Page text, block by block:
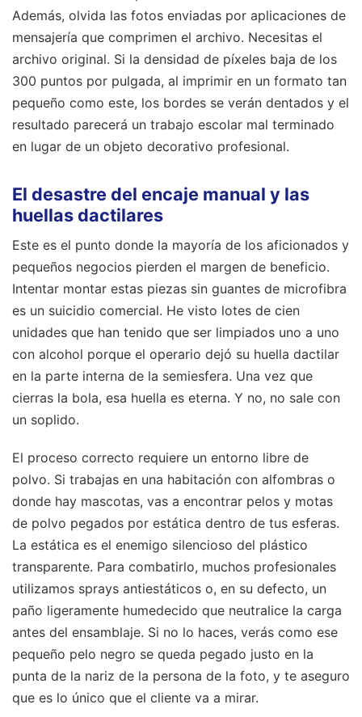
Además, olvida las fotos enviadas por aplicaciones de
mensajería que comprimen el archivo. Necesitas el
archivo original. Si la densidad de píxeles baja de los
300 puntos por pulgada, al imprimir en un formato tan
pequeño como este, los bordes se verán dentados y el
resultado parecerá un trabajo escolar mal terminado
en lugar de un objeto decorativo profesional.
El desastre del encaje manual y las
huellas dactilares
Este es el punto donde la mayoría de los aficionados y
pequeños negocios pierden el margen de beneficio.
Intentar montar estas piezas sin guantes de microfibra
es un suicidio comercial. He visto lotes de cien
unidades que han tenido que ser limpiados uno a uno
con alcohol porque el operario dejó su huella dactilar
en la parte interna de la semiesfera. Una vez que
cierras la bola, esa huella es eterna. Y no, no sale con
un soplido.
El proceso correcto requiere un entorno libre de
polvo. Si trabajas en una habitación con alfombras o
donde hay mascotas, vas a encontrar pelos y motas
de polvo pegados por estática dentro de tus esferas.
La estática es el enemigo silencioso del plástico
transparente. Para combatirlo, muchos profesionales
utilizamos sprays antiestáticos o, en su defecto, un
paño ligeramente humedecido que neutralice la carga
antes del ensamblaje. Si no lo haces, verás como ese
pequeño pelo negro se queda pegado justo en la
punta de la nariz de la persona de la foto, y te aseguro
que es lo único que el cliente va a mirar.